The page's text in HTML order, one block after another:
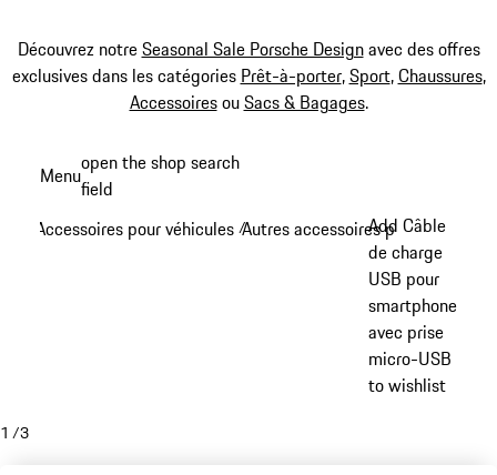
Découvrez notreSeasonal Sale Porsche Designavec des offres
exclusives dans les catégories Prêt-à-porter,Sport,Chaussures,
AccessoiresouSacs & Bagages.
principal
Menuopen the shop search
field
Accessoires pour véhicules /Autres accessoires pour véhicule
Add Câble
de charge
USB pour
smartphone
avec prise
micro-USB
to wishlist
1 /3